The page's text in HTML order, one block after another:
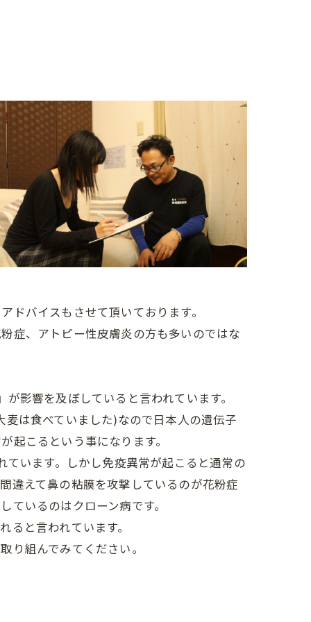
バイスもさせて頂いております。
症、アトピー性皮膚炎の方も多いのではな
影響を及ぼしていると言われています。
は食べていました)なので日本人の遺伝子
起こるという事になります。
います。しかし免疫異常が起こると通常の
違えて鼻の粘膜を攻撃しているのが花粉症
いるのはクローン病です。
と言われています。
り組んでみてください。